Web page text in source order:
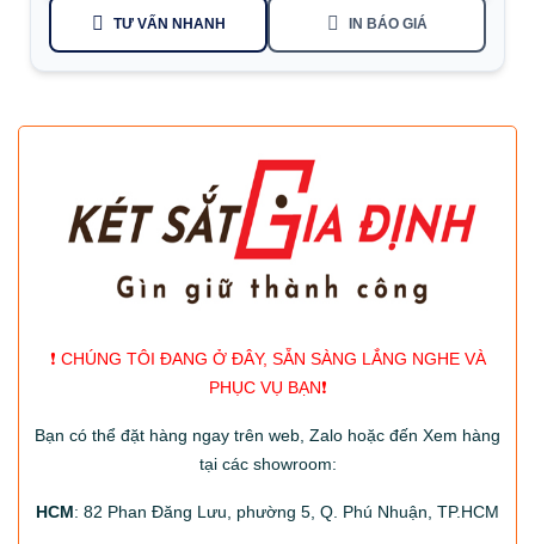
TƯ VẤN NHANH IN BÁO GIÁ
❗️ CHÚNG TÔI ĐANG Ở ĐÂY, SẴN SÀNG LẮNG NGHE VÀ
PHỤC VỤ BẠN❗️
Bạn có thể đặt hàng ngay trên web, Zalo hoặc đến Xem hàng
tại các showroom:
HCM: 82 Phan Đăng Lưu, phường 5, Q. Phú Nhuận, TP.HCM